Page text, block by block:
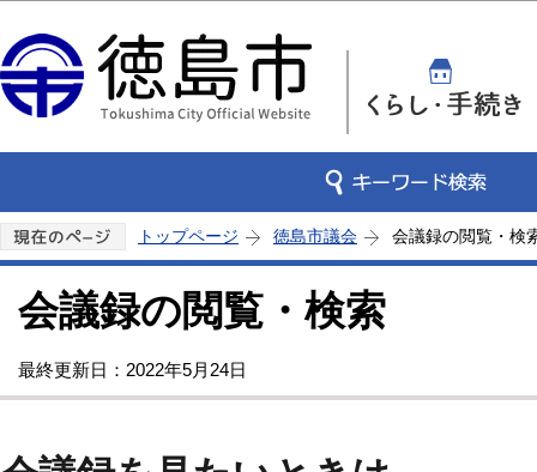
トップページ 徳島市議会 会議録の閲覧・検
会議録の閲覧・検索
最終更新日：2022年5月24日